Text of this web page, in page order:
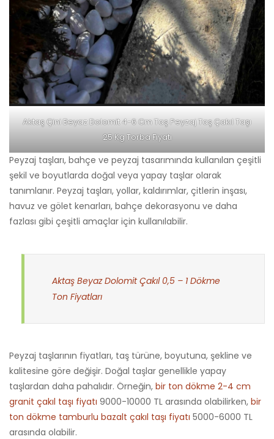
Aktaş Çini Beyaz Dolomit 4-6 Cm Taş Peyzaj Taş Çakıl Taşı
25 Kg Torba Fiyatı
Peyzaj taşları, bahçe ve peyzaj tasarımında kullanılan çeşitli
şekil ve boyutlarda doğal veya yapay taşlar olarak
tanımlanır. Peyzaj taşları, yollar, kaldırımlar, çitlerin inşası,
havuz ve gölet kenarları, bahçe dekorasyonu ve daha
fazlası gibi çeşitli amaçlar için kullanılabilir.
Aktaş Beyaz Dolomit Çakıl 0,5 – 1 Dökme
Ton Fiyatları
Peyzaj taşlarının fiyatları, taş türüne, boyutuna, şekline ve
kalitesine göre değişir. Doğal taşlar genellikle yapay
taşlardan daha pahalıdır. Örneğin, bir ton dökme 2-4 cm
granit çakıl taşı fiyatı 9000-10000 TL arasında olabilirken, bir
ton dökme tamburlu bazalt çakıl taşı fiyatı 5000-6000 TL
arasında olabilir.